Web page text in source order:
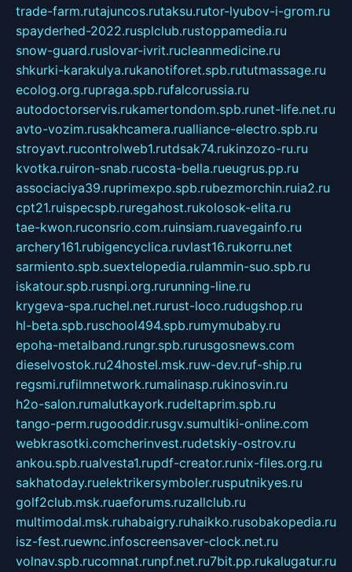
trade-farm.rutajuncos.rutaksu.rutor-lyubov-i-grom.ru
spayderhed-2022.rusplclub.rustoppamedia.ru
snow-guard.ruslovar-ivrit.rucleanmedicine.ru
shkurki-karakulya.rukanotiforet.spb.rututmassage.ru
ecolog.org.rupraga.spb.rufalcorussia.ru
autodoctorservis.rukamertondom.spb.runet-life.net.ru
avto-vozim.rusakhcamera.rualliance-electro.spb.ru
stroyavt.rucontrolweb1.rutdsak74.rukinzozo-ru.ru
kvotka.ruiron-snab.rucosta-bella.rueugrus.pp.ru
associaciya39.ruprimexpo.spb.rubezmorchin.ruia2.ru
cpt21.ruispecspb.ruregahost.rukolosok-elita.ru
tae-kwon.ruconsrio.com.ruinsiam.ruavegainfo.ru
archery161.rubigencyclica.ruvlast16.rukorru.net
sarmiento.spb.suextelopedia.rulammin-suo.spb.ru
iskatour.spb.rusnpi.org.rurunning-line.ru
krygeva-spa.ruchel.net.rurust-loco.rudugshop.ru
hl-beta.spb.ruschool494.spb.rumymubaby.ru
epoha-metalband.rungr.spb.rurusgosnews.com
dieselvostok.ru24hostel.msk.ruw-dev.ruf-ship.ru
regsmi.rufilmnetwork.rumalinasp.rukinosvin.ru
h2o-salon.rumalutkayork.rudeltaprim.spb.ru
tango-perm.rugooddir.rusgv.sumultiki-online.com
webkrasotki.comcherinvest.rudetskiy-ostrov.ru
ankou.spb.rualvesta1.rupdf-creator.runix-files.org.ru
sakhatoday.ruelektrikersymboler.rusputnikyes.ru
golf2club.msk.ruaeforums.ruzallclub.ru
multimodal.msk.ruhabaigry.ruhaikko.rusobakopedia.ru
isz-fest.ruewnc.infoscreensaver-clock.net.ru
volnav.spb.rucomnat.runpf.net.ru7bit.pp.rukalugatur.ru